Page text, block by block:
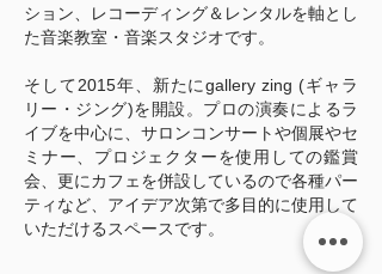
ション、レコーディング＆レンタルを軸とし
た音楽教室・音楽スタジオです。
そして2015年、新たにgallery zing (ギャラ
リー・ジング)を開設。プロの演奏によるラ
イブを中心に、サロンコンサートや個展やセ
ミナー、プロジェクターを使用しての鑑賞
会、更にカフェを併設しているので各種パー
ティなど、アイデア次第で多目的に使用して
いただけるスペースです。